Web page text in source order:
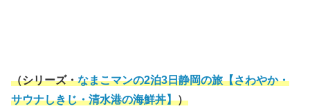
（シリーズ・なまこマンの2泊3日静岡の旅【さわやか・
サウナしきじ・清水港の海鮮丼】）